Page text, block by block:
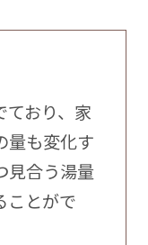
ており、家
量も変化す
見合う湯量
ことがで